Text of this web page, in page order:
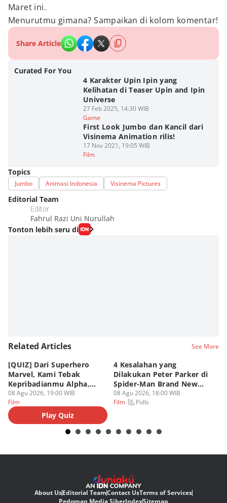
Maret ini.
Menurutmu gimana? Sampaikan di kolom komentar!
Share Article
Curated For You
4 Karakter Upin Ipin yang
Kelihatan di Teaser Upin and Ipin
Universe
27 Feb 2025, 14:30 WIB
Game
First Look Jumbo dan Kancil dari
Visinema Animation rilis!
17 Nov 2021, 19:05 WIB
Film
Topics
Jumbo Animasi Indonesia Visinema Pictures
Editorial Team
Editor
Fahrul Razi Uni Nurullah
Tonton lebih seru di
Related Articles See More
[QUIZ] Dari Superhero
Marvel, Kami Tebak
Kepribadianmu Alpha,
Beta, atau Omega
08 Agu 2026, 19:00 WIB
Film
Play Quiz
4 Kesalahan yang
Dilakukan Peter Parker di
Spider-Man Brand New
Day
08 Agu 2026, 18:00 WIB
Film
Polls
About UsEditorial TeamContact UsTerms of Services
Pedoman Media SiberIndexSitemap